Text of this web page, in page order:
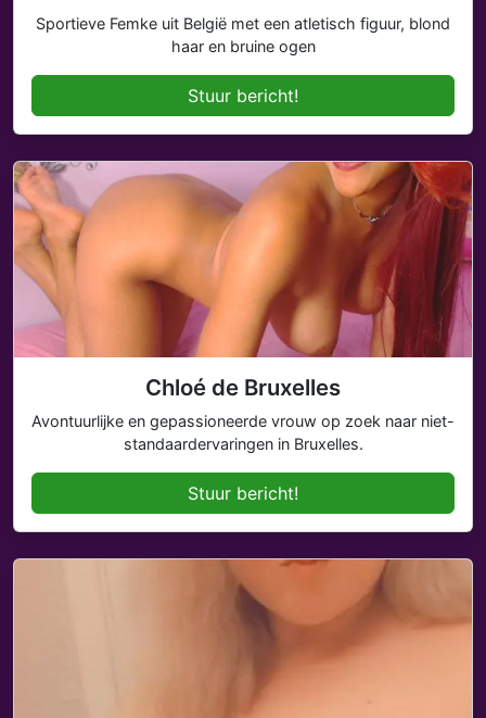
Sportieve Femke uit België met een atletisch figuur, blond
haar en bruine ogen
Stuur bericht!
Chloé de Bruxelles
Avontuurlijke en gepassioneerde vrouw op zoek naar niet-
standaardervaringen in Bruxelles.
Stuur bericht!